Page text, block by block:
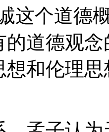
这个道德
的道德观
想和伦理